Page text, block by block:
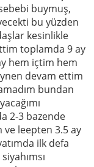
buymuş,
bu yüzden
kesinlikle
toplamda 9 ay
hem içtim hem
devam ettim
bundan
2-3 bazende
ve leepten 3.5 ay
ilk defa